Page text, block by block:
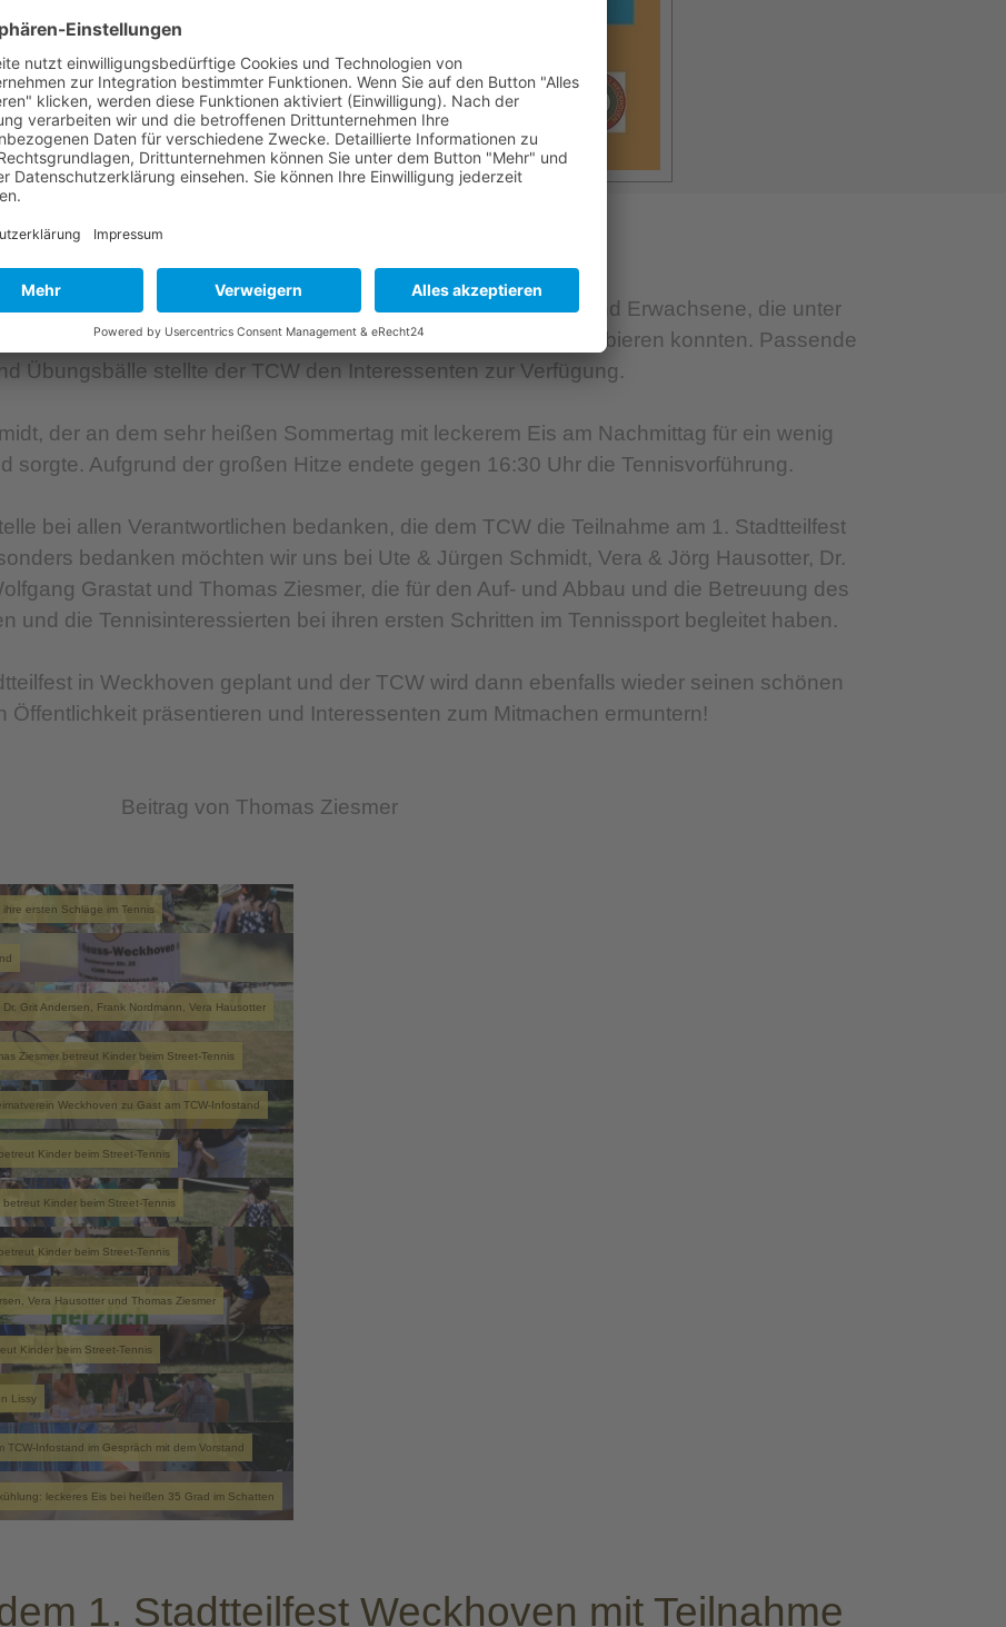
Street-Tennis für Jung & Alt
ganz besonders über viele tennisinteressierte Kinder und Erwachsene, die unter
Schläge auf einem Street-Tennisfeld vor dem Infostand probieren konnten. Passende
Übungsbälle stellte der TCW den Interessenten zur Verfügung.
der an dem sehr heißen Sommertag mit leckerem Eis am Nachmittag für ein wenig
sorgte. Aufgrund der großen Hitze endete gegen 16:30 Uhr die Tennisvorführung.
bei allen Verantwortlichen bedanken, die dem TCW die Teilnahme am 1. Stadtteilfest
bedanken möchten wir uns bei Ute & Jürgen Schmidt, Vera & Jörg Hausotter, Dr.
Grastat und Thomas Ziesmer, die für den Auf- und Abbau und die Betreuung des
und die Tennisinteressierten bei ihren ersten Schritten im Tennissport begleitet haben.
in Weckhoven geplant und der TCW wird dann ebenfalls wieder seinen schönen
Öffentlichkeit präsentieren und Interessenten zum Mitmachen ermuntern!
Beitrag von Thomas Ziesmer
ersten Schläge im Tennis
Grit Andersen, Frank Nordmann, Vera Hausotter
Ziesmer betreut Kinder beim Street-Tennis
Weckhoven zu Gast am TCW-Infostand
Kinder beim Street-Tennis
betreut Kinder beim Street-Tennis
Kinder beim Street-Tennis
Vera Hausotter und Thomas Ziesmer
Kinder beim Street-Tennis
Lissy
TCW-Infostand im Gespräch mit dem Vorstand
leckeres Eis bei heißen 35 Grad im Schatten
1. Stadtteilfest Weckhoven mit Teilnahme